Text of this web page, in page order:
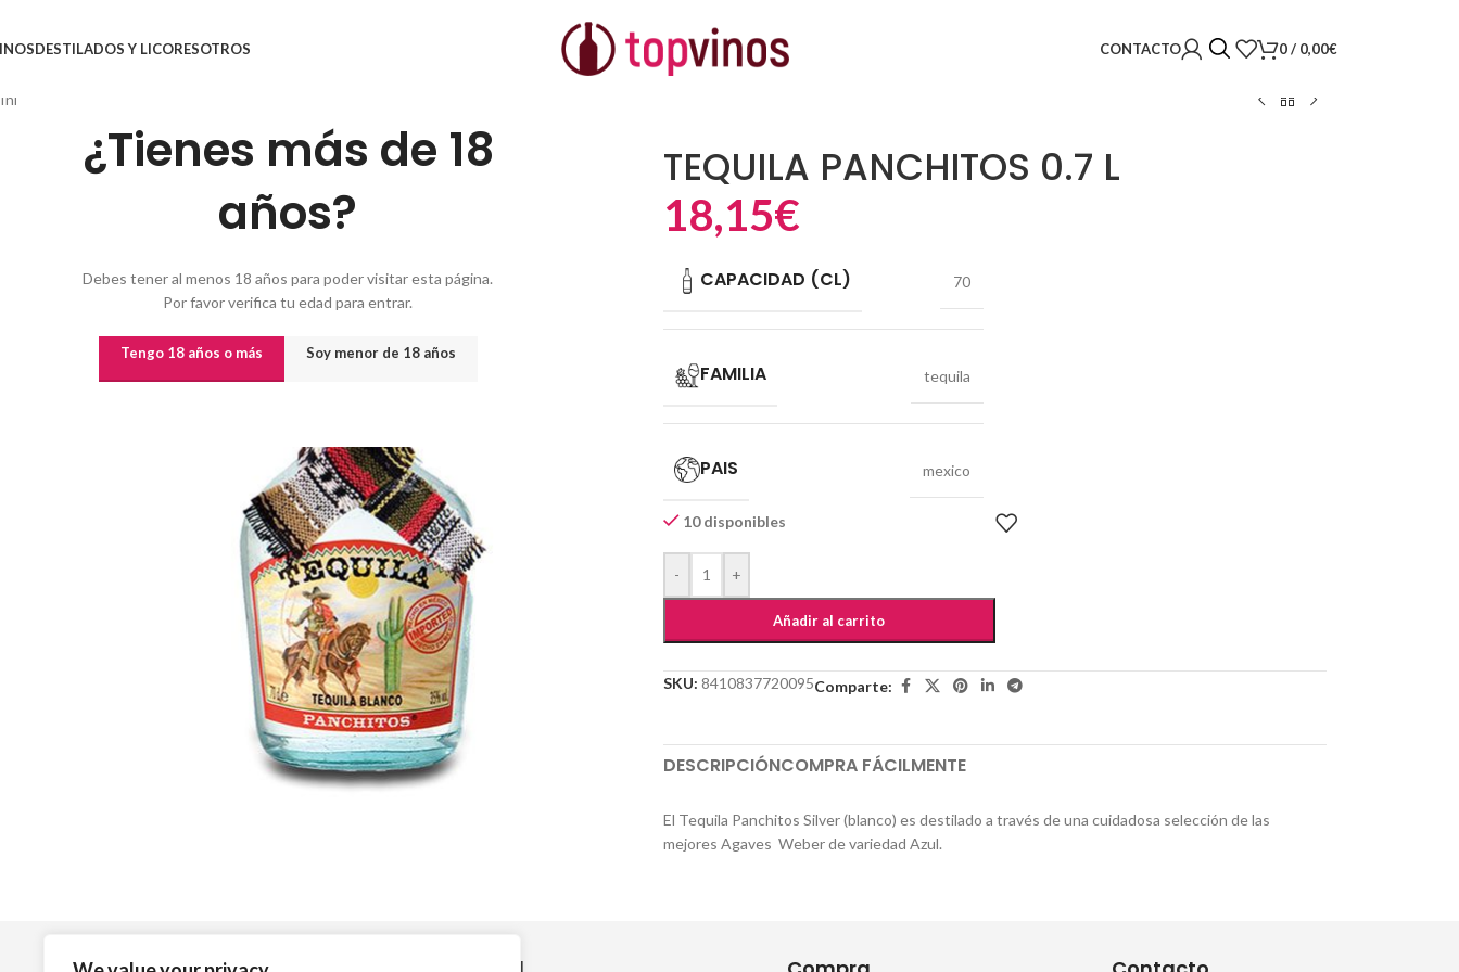
¿Tienes más de 18
años?
Debes tener al menos 18 años para poder visitar esta página.
Por favor verifica tu edad para entrar.
Tengo 18 años o más Soy menor de 18 años
DESTILADOS Y LICORESOTROS CONTACTO 0/ 0,00€
Inicio
TEQUILA PANCHITOS 0.7 L
18,15€
CAPACIDAD (CL) 70
FAMILIA tequila
PAIS mexico
10 disponibles
- +
Añadir al carrito
SKU: 8410837720095Comparte:
DESCRIPCIÓNCOMPRA FÁCILMENTE
El Tequila Panchitos Silver (blanco) es destilado a través de una cuidadosa selección de las
mejores Agaves Weber de variedad Azul.